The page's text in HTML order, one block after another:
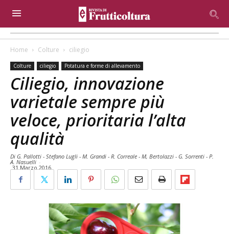
Home Colture ciliegio
Colture ciliegio Potatura e forme di allevamento
Ciliegio, innovazione
varietale sempre più
veloce, prioritaria l’alta
qualità
Di G. Pallotti - Stefano Lugli - M. Grandi - R. Correale - M, Bertolazzi - G. Sorrenti - P.
A. Nasuelli -
31 Marzo 2016